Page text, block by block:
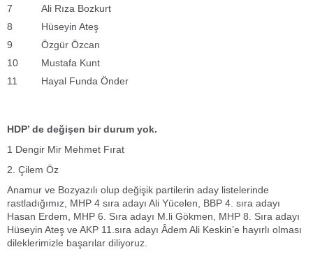
7
Ali Rıza Bozkurt
8
Hüseyin Ateş
9
Özgür Özcan
10
Mustafa Kunt
11
Hayal Funda Önder
HDP’ de değişen bir durum yok.
1 Dengir Mir Mehmet Fırat
2. Çilem Öz
Anamur ve Bozyazılı olup değişik partilerin aday listelerinde
rastladığımız, MHP 4 sıra adayı Ali Yücelen, BBP 4. sıra adayı
Hasan Erdem, MHP 6. Sıra adayı M.li Gökmen, MHP 8. Sıra adayı
Hüseyin Ateş ve AKP 11.sıra adayı Âdem Ali Keskin’e hayırlı olması
dileklerimizle başarılar diliyoruz.